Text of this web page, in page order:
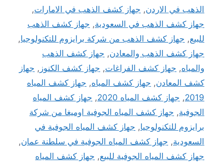
الذهب في الاردن, جهاز كشف الذهب في الامارات,
جهاز كشف الذهب في السعودية, جهاز كشف الذهب
للبيع, جهاز كشف الذهب من شركة برايزوم للتكنولوجيا,
جهاز كشف الذهب والمعادن, جهاز كشف الذهب
والمياه, جهاز كشف الفراغات, جهاز كشف الكنوز , جهاز
كشف المعادن, جهاز كشف المياه, جهاز كشف المياه
2019
, جهاز كشف المياه 2020 , جهاز كشف المياه
الجوفية, جهاز كشف المياه الجوفية اوميغا من شركة
برايزوم للتكنولوجيا, جهاز كشف المياه الجوفية في
السعودية, جهاز كشف المياه الجوفية في سلطنة عمان,
جهاز كشف المياه الجوفية للبيع, جهاز كشف المياه